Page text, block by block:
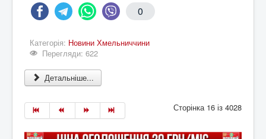
0
Категорія: Новини Хмельниччини
Перегляди: 622
Детальніше...
Сторінка 16 із 4028